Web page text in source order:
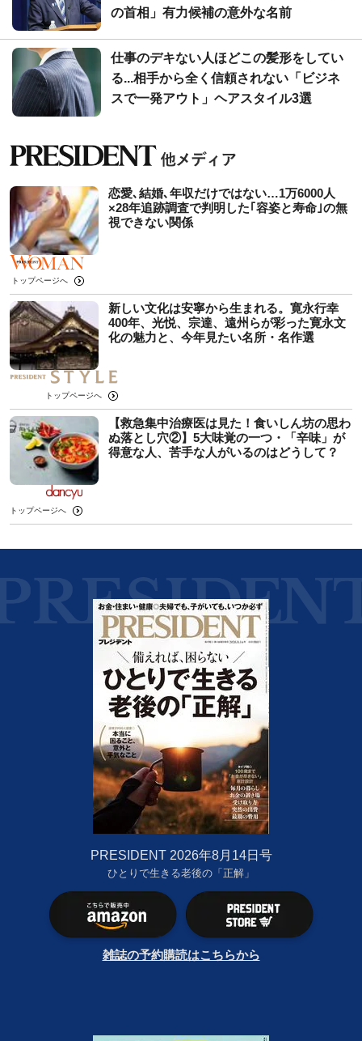
の首相」有力候補の意外な名前
仕事のデキない人ほどこの髪形をしてい
る...相手から全く信頼されない「ビジネ
スで一発アウト」ヘアスタイル3選
恋愛､結婚､年収だけではない…1万6000人
×28年追跡調査で判明した｢容姿と寿命｣の無
視できない関係
トップページへ
新しい文化は安寧から生まれる。寛永行幸
400年、光悦、宗達、遠州らが彩った寛永文
化の魅力と、今年見たい名所・名作選
トップページへ
【救急集中治療医は見た！食いしん坊の思わ
ぬ落とし穴②】5大味覚の一つ・「辛味」が
得意な人、苦手な人がいるのはどうして？
トップページへ
PRESIDENT 2026年8月14日号
ひとりで生きる老後の「正解」
雑誌の予約購読はこちらから